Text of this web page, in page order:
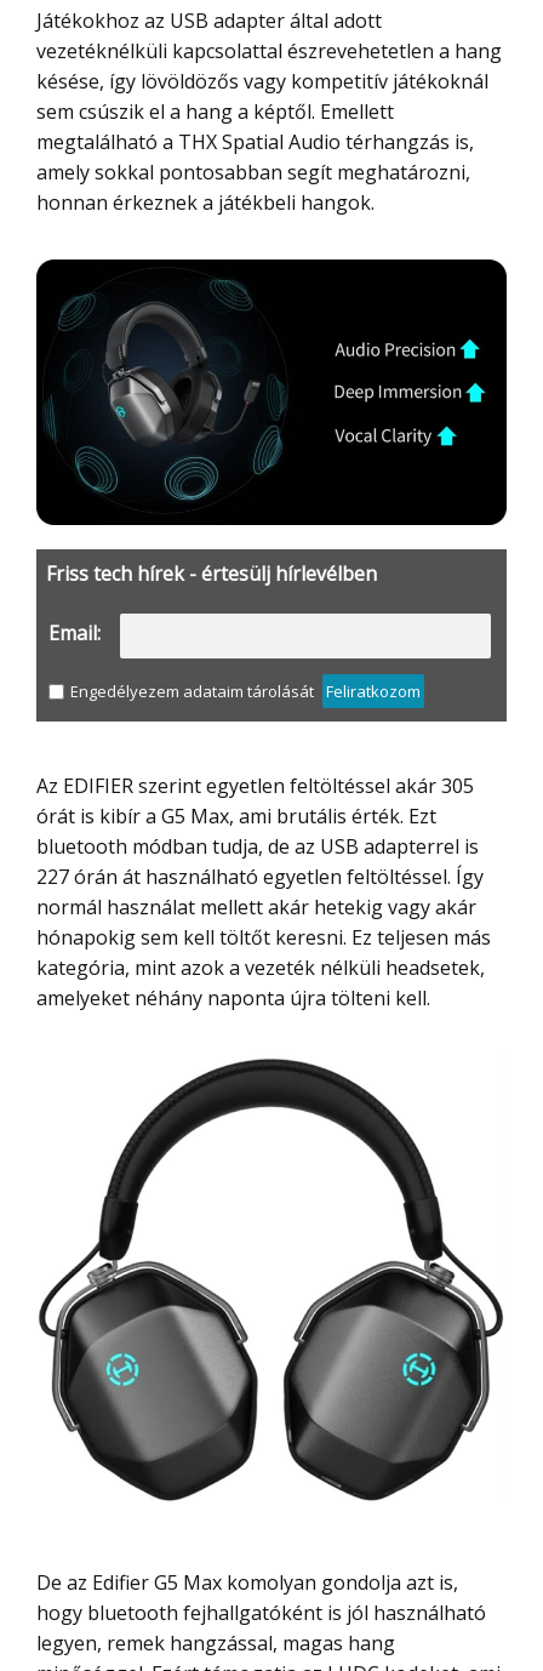
Játékokhoz az USB adapter által adott
vezetéknélküli kapcsolattal észrevehetetlen a hang
késése, így lövöldözős vagy kompetitív játékoknál
sem csúszik el a hang a képtől. Emellett
megtalálható a THX Spatial Audio térhangzás is,
amely sokkal pontosabban segít meghatározni,
honnan érkeznek a játékbeli hangok.
Friss tech hírek - értesülj hírlevélben
Email:
Engedélyezem adataim tárolását Feliratkozom
Az EDIFIER szerint egyetlen feltöltéssel akár 305
órát is kibír a G5 Max, ami brutális érték. Ezt
bluetooth módban tudja, de az USB adapterrel is
227 órán át használható egyetlen feltöltéssel. Így
normál használat mellett akár hetekig vagy akár
hónapokig sem kell töltőt keresni. Ez teljesen más
kategória, mint azok a vezeték nélküli headsetek,
amelyeket néhány naponta újra tölteni kell.
De az Edifier G5 Max komolyan gondolja azt is,
hogy bluetooth fejhallgatóként is jól használható
legyen, remek hangzással, magas hang